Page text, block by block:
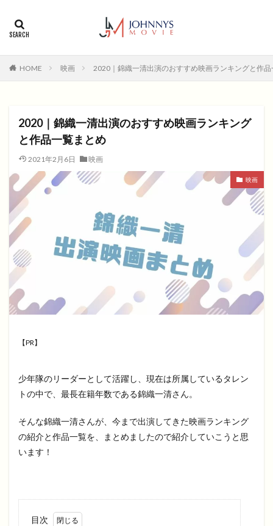
HOME 映画 2020｜錦織一清出演のおすすめ映画ランキングと作
2020｜錦織一清出演のおすすめ映画ランキング
と作品一覧まとめ
2021年2月6日 映画
映画
【PR】
少年隊のリーダーとして活躍し、現在は所属しているタレン
トの中で、最長在籍年数である錦織一清さん。
そんな錦織一清さんが、今まで出演してきた映画ランキング
の紹介と作品一覧を、まとめましたので紹介していこうと思
います！
目次
2018年
2019年 SF アクション
アニメ
ヒューマンドラマ映画
ファンタジー映画
ホラー
青春
検索